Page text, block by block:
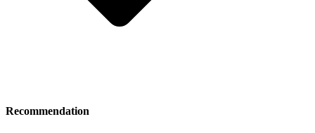
Recommendation